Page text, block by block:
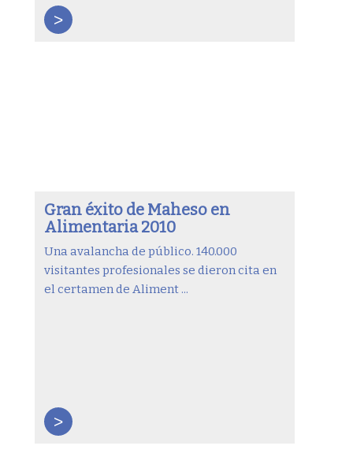
>
Gran éxito de Maheso en
Alimentaria 2010
Una avalancha de público. 140.000
visitantes profesionales se dieron cita en
el certamen de Aliment ...
>